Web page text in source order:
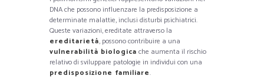
DNA che possono influenzare la predisposizione a
determinate malattie, inclusi disturbi psichiatrici.
Queste variazioni, ereditate attraverso la
ereditarietà, possono contribuire a una
vulnerabilità biologica che aumenta il rischio
relativo di sviluppare patologie in individui con una
predisposizione familiare.